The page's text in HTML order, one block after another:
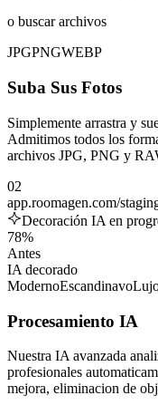
o buscar archivos
JPGPNGWEBP
Suba Sus Fotos
Simplemente arrastra y
Admitimos todos los
archivos JPG, PNG y
02
app.roomagen.com/
Decoración IA en
78%
Antes
IA decorado
ModernoEscandinavo
Procesamiento IA
Nuestra IA avanzada
profesionales
mejora, eliminacion de